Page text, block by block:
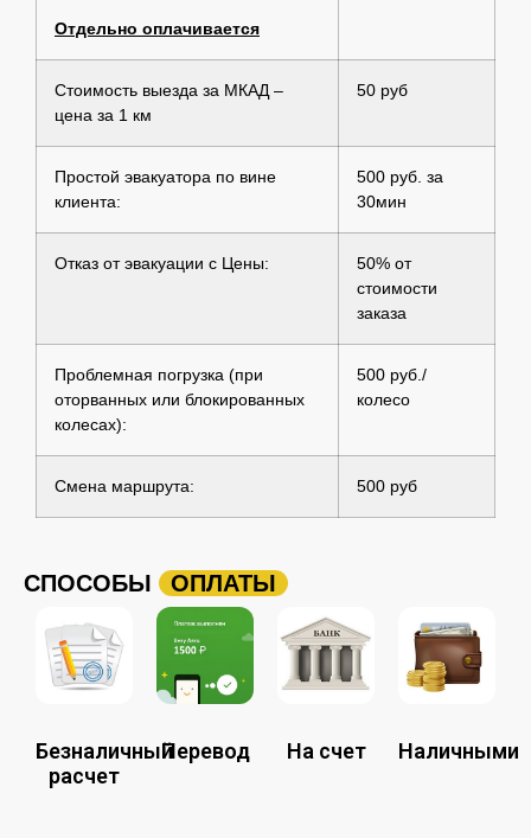
Отдельно оплачивается
Стоимость выезда за МКАД –
цена за 1 км
50 руб
Простой эвакуатора по вине
клиента:
500 руб. за
30мин
Отказ от эвакуации с Цены:
50% от
стоимости
заказа
Проблемная погрузка (при
оторванных или блокированных
колесах):
500 руб./
колесо
Смена маршрута: 500 руб
СПОСОБЫ ОПЛАТЫ
Безналичный
расчет
Перевод На счет Наличными